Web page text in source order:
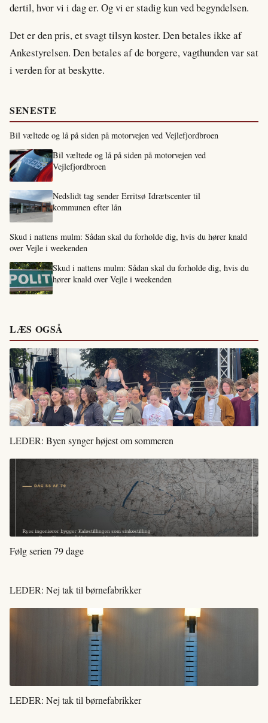
dertil, hvor vi i dag er. Og vi er stadig kun ved begyndelsen.
Det er den pris, et svagt tilsyn koster. Den betales ikke af
Ankestyrelsen. Den betales af de borgere, vagthunden var sat
i verden for at beskytte.
SENESTE
Bil væltede og lå på siden på motorvejen ved Vejlefjordbroen
Bil væltede og lå på siden på motorvejen ved
Vejlefjordbroen
Nedslidt tag sender Erritsø Idrætscenter til
kommunen efter lån
Skud i nattens mulm: Sådan skal du forholde dig, hvis du hører knald
over Vejle i weekenden
Skud i nattens mulm: Sådan skal du forholde dig, hvis du
hører knald over Vejle i weekenden
LÆS OGSÅ
LEDER: Byen synger højest om sommeren
Følg serien 79 dage
LEDER: Nej tak til børnefabrikker
LEDER: Nej tak til børnefabrikker